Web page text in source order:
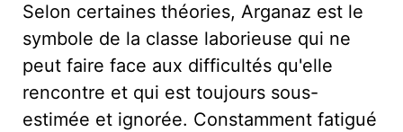
Selon certaines théories, Arganaz est le
symbole de la classe laborieuse qui ne
peut faire face aux difficultés qu'elle
rencontre et qui est toujours sous-
estimée et ignorée. Constamment fatigué